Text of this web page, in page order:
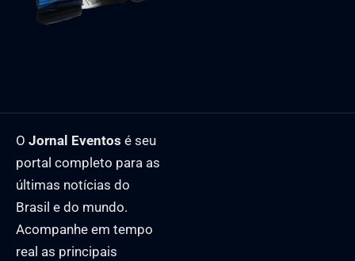
O Jornal Eventos é seu
portal completo para as
últimas notícias do
Brasil e do mundo.
Acompanhe em tempo
real as principais